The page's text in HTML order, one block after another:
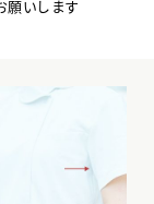
願いします